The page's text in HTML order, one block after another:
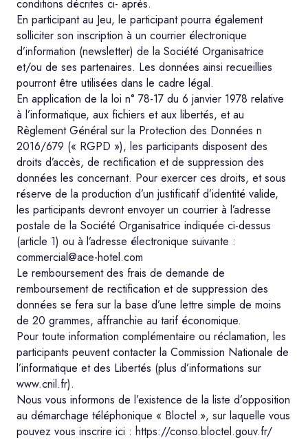
conditions décrites ci- après.
En participant au Jeu, le participant pourra également
solliciter son inscription à un courrier électronique
d’information (newsletter) de la Société Organisatrice
et/ou de ses partenaires. Les données ainsi recueillies
pourront être utilisées dans le cadre légal.
En application de la loi n° 78-17 du 6 janvier 1978 relative
à l’informatique, aux fichiers et aux libertés, et au
Règlement Général sur la Protection des Données n
2016/679 (« RGPD »), les participants disposent des
droits d’accès, de rectification et de suppression des
données les concernant. Pour exercer ces droits, et sous
réserve de la production d’un justificatif d’identité valide,
les participants devront envoyer un courrier à l’adresse
postale de la Société Organisatrice indiquée ci-dessus
(article 1) ou à l’adresse électronique suivante :
commercial@ace-hotel.com
Le remboursement des frais de demande de
remboursement de rectification et de suppression des
données se fera sur la base d’une lettre simple de moins
de 20 grammes, affranchie au tarif économique.
Pour toute information complémentaire ou réclamation, les
participants peuvent contacter la Commission Nationale de
l’informatique et des Libertés (plus d’informations sur
www.cnil.fr).
Nous vous informons de l’existence de la liste d’opposition
au démarchage téléphonique « Bloctel », sur laquelle vous
pouvez vous inscrire ici : https://conso.bloctel.gouv.fr/